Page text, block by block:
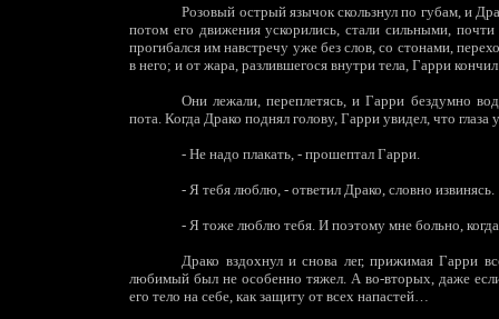
Розовый острый язычок скользнул по губам, и
потом его движения ускорились, стали сильными,
прогибался им навстречу уже без слов, со стонами,
в него; и от жара, разлившегося внутри тела, Гарри
Они лежали, переплетясь, и Гарри бездумно
пота. Когда Драко поднял голову, Гарри увидел, что глаза
- Не надо плакать, - прошептал Гарри.
- Я тебя люблю, - ответил Драко, словно извинясь.
- Я тоже люблю тебя. И поэтому мне больно,
Драко вздохнул и снова лег, прижимая Гарри
любимый был не особенно тяжел. А во-вторых, даже
его тело на себе, как защиту от всех напастей…